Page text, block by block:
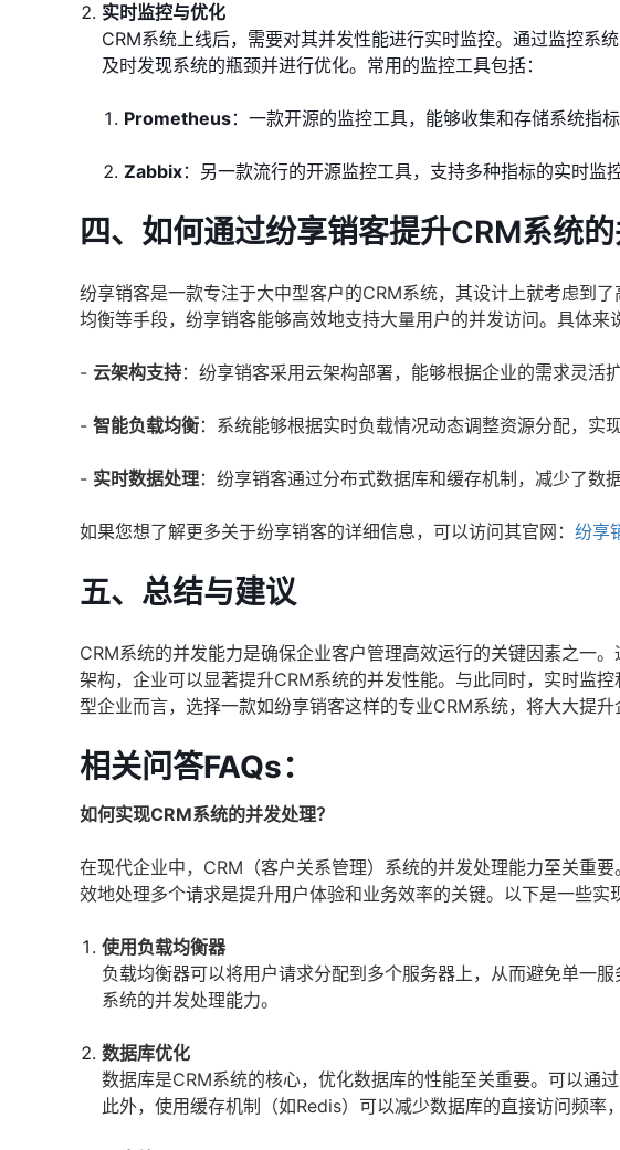
实时监控与优化
CRM系统上线后，需要对其并发性能进行实时监控。通过监控系
及时发现系统的瓶颈并进行优化。常用的监控工具包括：
Prometheus：一款开源的监控工具，能够收集和存储系统指
Zabbix：另一款流行的开源监控工具，支持多种指标的实时监
四、如何通过纷享销客提升CRM系统
纷享销客是一款专注于大中型客户的CRM系统，其设计上就考虑到
均衡等手段，纷享销客能够高效地支持大量用户的并发访问。具体来
- 云架构支持：纷享销客采用云架构部署，能够根据企业的需求灵活
- 智能负载均衡：系统能够根据实时负载情况动态调整资源分配，实
- 实时数据处理：纷享销客通过分布式数据库和缓存机制，减少了数
如果您想了解更多关于纷享销客的详细信息，可以访问其官网： 纷享
五、总结与建议
CRM系统的并发能力是确保企业客户管理高效运行的关键因素之一
架构，企业可以显著提升CRM系统的并发性能。与此同时，实时监
型企业而言，选择一款如纷享销客这样的专业CRM系统，将大大提升
相关问答FAQs：
如何实现CRM系统的并发处理？
在现代企业中，CRM（客户关系管理）系统的并发处理能力至关重
效地处理多个请求是提升用户体验和业务效率的关键。以下是一些实
使用负载均衡器
负载均衡器可以将用户请求分配到多个服务器上，从而避免单一
系统的并发处理能力。
数据库优化
数据库是CRM系统的核心，优化数据库的性能至关重要。可以通
此外，使用缓存机制（如Redis）可以减少数据库的直接访问频率